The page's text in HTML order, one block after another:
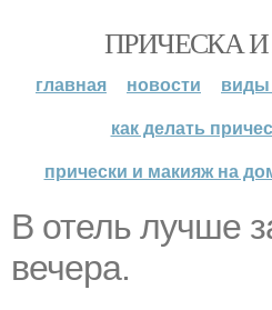
ПРИЧЕСКА
главная новости
виды
как делать
прически и макияж на
В отель лучше
вечера.